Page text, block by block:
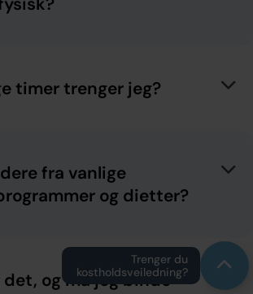
timer trenger jeg?
fra vanlige
og dietter?
og må jeg binde
Trenger du
kostholdsveiledning?